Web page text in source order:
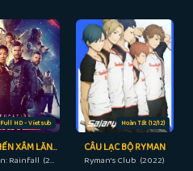
Full HD - Vietsub
CUỘC CHIẾN XÂM LĂNG: MIỀN NHIỆT ĐỚI
Occupation: Rainfall (2020)
Hoàn Tất (12/12)
CÂU LẠC BỘ RYMAN
Ryman's Club (2022)